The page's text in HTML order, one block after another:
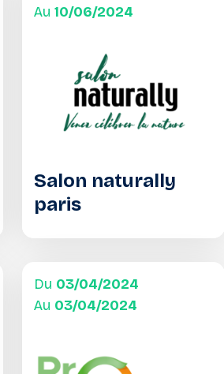
Au 10/06/2024
Salon naturally
paris
Du 03/04/2024
Au 03/04/2024